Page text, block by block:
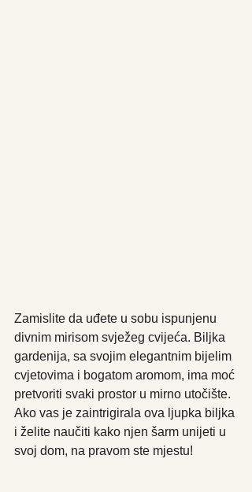
Zamislite da uđete u sobu ispunjenu
divnim mirisom svježeg cvijeća. Biljka
gardenija, sa svojim elegantnim bijelim
cvjetovima i bogatom aromom, ima moć
pretvoriti svaki prostor u mirno utočište.
Ako vas je zaintrigirala ova ljupka biljka
i želite naučiti kako njen šarm unijeti u
svoj dom, na pravom ste mjestu!